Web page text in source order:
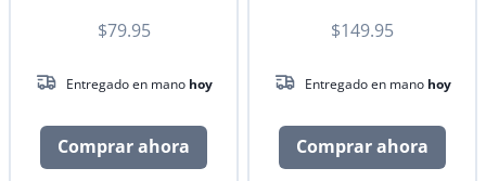
$79.95
Entregado en mano hoy
Comprar ahora
$149.95
Entregado en mano hoy
Comprar ahora